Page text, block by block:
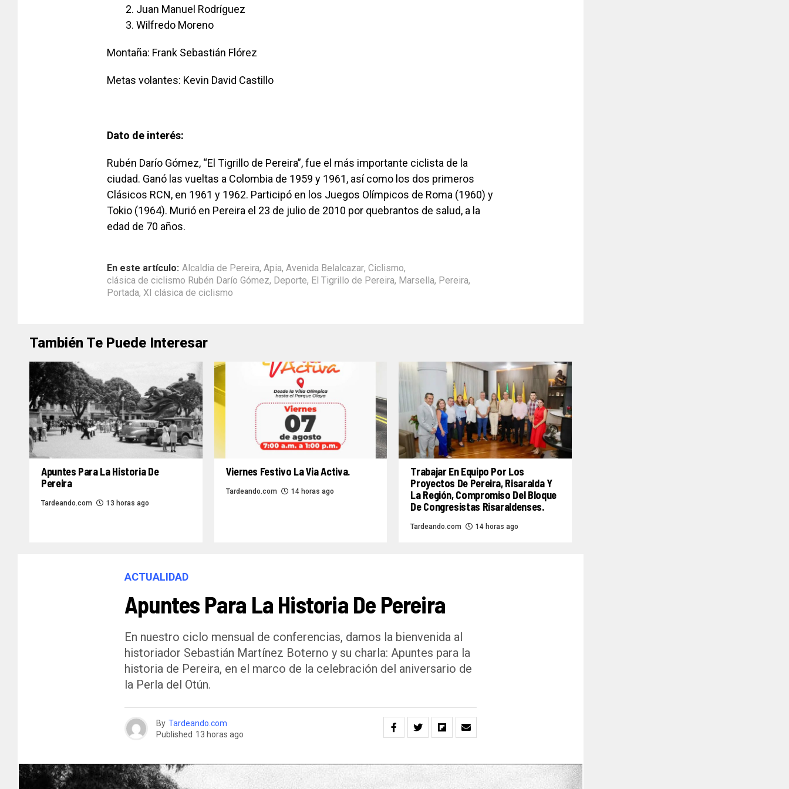
Juan Manuel Rodríguez
Wilfredo Moreno
Montaña: Frank Sebastián Flórez
Metas volantes: Kevin David Castillo
Dato de interés:
Rubén Darío Gómez, “El Tigrillo de Pereira”, fue el más importante ciclista de la
ciudad. Ganó las vueltas a Colombia de 1959 y 1961, así como los dos primeros
Clásicos RCN, en 1961 y 1962. Participó en los Juegos Olímpicos de Roma (1960) y
Tokio (1964). Murió en Pereira el 23 de julio de 2010 por quebrantos de salud, a la
edad de 70 años.
En este artículo: Alcaldia de Pereira, Apia, Avenida Belalcazar, Ciclismo,
clásica de ciclismo Rubén Darío Gómez, Deporte, El Tigrillo de Pereira, Marsella, Pereira,
Portada, XI clásica de ciclismo
También Te Puede Interesar
Apuntes Para La Historia De
Pereira
Tardeando.com 13 horas ago
Viernes Festivo La Via Activa.
Tardeando.com 14 horas ago
Trabajar En Equipo Por Los
Proyectos De Pereira, Risaralda Y
La Región, Compromiso Del Bloque
De Congresistas Risaraldenses.
Tardeando.com 14 horas ago
ACTUALIDAD
Apuntes Para La Historia De Pereira
En nuestro ciclo mensual de conferencias, damos la bienvenida al
historiador Sebastián Martínez Boterno y su charla: Apuntes para la
historia de Pereira, en el marco de la celebración del aniversario de
la Perla del Otún.
By Tardeando.com
Published 13 horas ago